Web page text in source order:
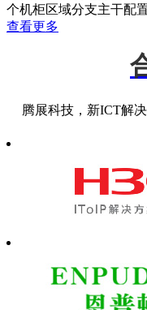
个机柜区域分支主干配
查看更多
腾展科技，新ICT解